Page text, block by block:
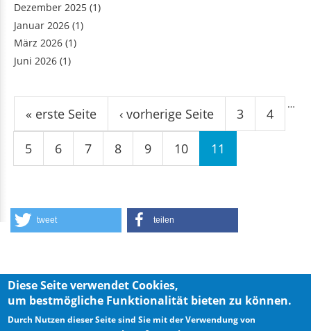
Dezember 2025 (1)
Januar 2026 (1)
März 2026 (1)
Juni 2026 (1)
Seiten
« erste Seite ‹ vorherige Seite
…
3 4
5 6 7 8 9 10 11
tweet teilen
Diese Seite verwendet Cookies,
um bestmögliche Funktionalität bieten zu können.
Durch Nutzen dieser Seite sind Sie mit der Verwendung von